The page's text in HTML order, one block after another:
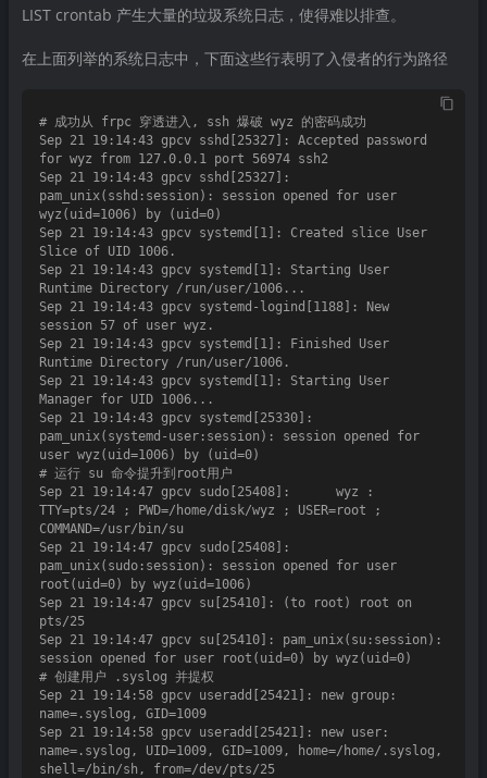
LIST crontab 产生大量的垃圾系统日志，使得难以排查。
在上面列举的系统日志中，下面这些行表明了入侵者的行为路径
# 成功从 frpc 穿透进入, ssh 爆破 wyz 的密码成功
Sep 21 19:14:43 gpcv sshd[25327]: Accepted password
for wyz from 127.0.0.1 port 56974 ssh2
Sep 21 19:14:43 gpcv sshd[25327]:
pam_unix(sshd:session): session opened for user
wyz(uid=1006) by (uid=0)
Sep 21 19:14:43 gpcv systemd[1]: Created slice User
Slice of UID 1006.
Sep 21 19:14:43 gpcv systemd[1]: Starting User
Runtime Directory /run/user/1006...
Sep 21 19:14:43 gpcv systemd-logind[1188]: New
session 57 of user wyz.
Sep 21 19:14:43 gpcv systemd[1]: Finished User
Runtime Directory /run/user/1006.
Sep 21 19:14:43 gpcv systemd[1]: Starting User
Manager for UID 1006...
Sep 21 19:14:43 gpcv systemd[25330]:
pam_unix(systemd-user:session): session opened for
user wyz(uid=1006) by (uid=0)
# 运行 su 命令提升到root用户
Sep 21 19:14:47 gpcv sudo[25408]:      wyz :
TTY=pts/24 ; PWD=/home/disk/wyz ; USER=root ;
COMMAND=/usr/bin/su
Sep 21 19:14:47 gpcv sudo[25408]:
pam_unix(sudo:session): session opened for user
root(uid=0) by wyz(uid=1006)
Sep 21 19:14:47 gpcv su[25410]: (to root) root on
pts/25
Sep 21 19:14:47 gpcv su[25410]: pam_unix(su:session):
session opened for user root(uid=0) by wyz(uid=0)
# 创建用户 .syslog 并提权
Sep 21 19:14:58 gpcv useradd[25421]: new group:
name=.syslog, GID=1009
Sep 21 19:14:58 gpcv useradd[25421]: new user:
name=.syslog, UID=1009, GID=1009, home=/home/.syslog,
shell=/bin/sh, from=/dev/pts/25